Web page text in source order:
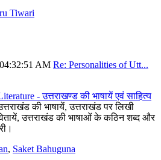
Tiwari
AM Re: Personalities of Utt...
- उत्तराखण्ड की भाषायें एवं साहित्य
की भाषायें, उत्तराखंड पर लिखी
उत्तराखंड की भाषाओं के कठिन शब्द और
, Saket Bahuguna